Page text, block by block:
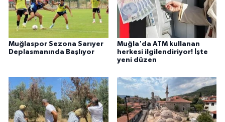
Muğlaspor Sezona Sarıyer
Deplasmanında Başlıyor
Muğla'da ATM kullanan
herkesi ilgilendiriyor! İşte
yeni düzen